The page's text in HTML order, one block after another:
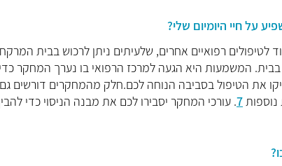
לטיפולים רפואיים אחרים, שלעיתים ניתן לרכוש בבית
המשמעות היא הגעה למרכז הרפואי בו נערך המחקר
את הטיפול בסביבה הנוחה לכם.חלק מהמחקרים דורשים
נוספות7. עורכי המחקר יסבירו לכם את מבנה הניסוי כדי